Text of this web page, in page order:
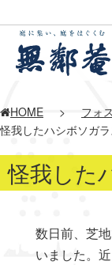
HOME > フォ
怪我したハシボソガラ
怪我した
数日前、芝
いました。